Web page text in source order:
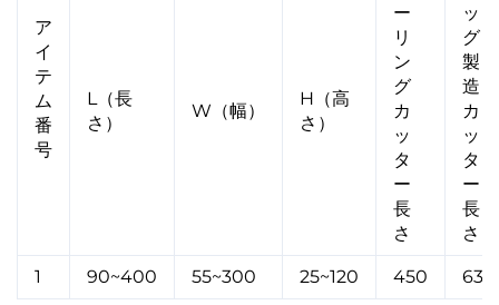
ア
イ
テ
ム
番
号
L（長
さ）
W（幅）
H（高
さ）
ー
リ
ン
グ
カ
ッ
タ
ー
長
さ
ッ
グ
製
造
カ
ッ
タ
ー
長
さ
1 90~400 55~300 25~120 450 630